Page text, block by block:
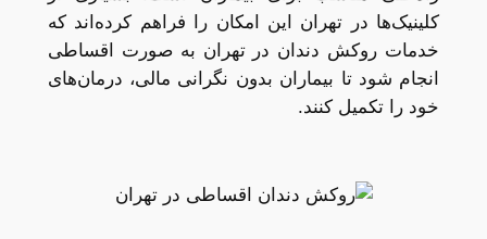
کلینیک‌ها در تهران این امکان را فراهم کرده‌اند که
خدمات روکش دندان در تهران به صورت اقساطی
انجام شود تا بیماران بدون نگرانی مالی، درمان‌های
خود را تکمیل کنند.